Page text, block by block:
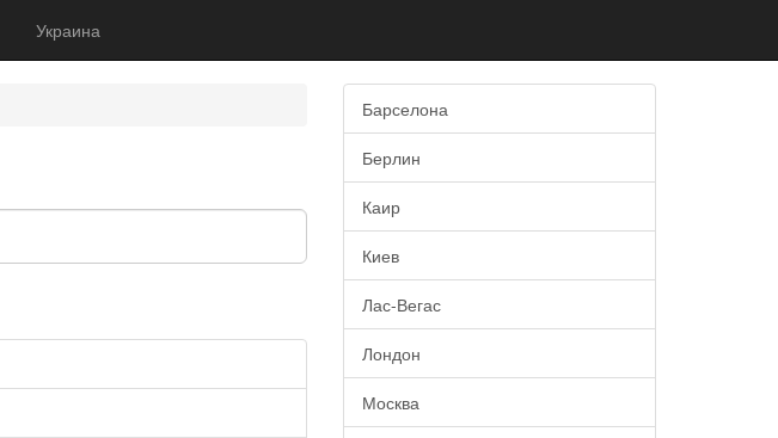
Украина
Барселона
Берлин
Каир
Киев
Лас-Вегас
Лондон
Москва